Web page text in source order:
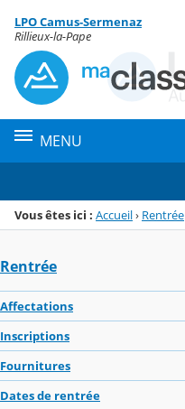
Menu de la rubrique
Contenu
LPO Camus-Sermenaz
Rillieux-la-Pape
MENU
Vous êtes ici : Accueil› Rentrée
Rentrée
Affectations
Inscriptions
Fournitures
Dates de rentrée